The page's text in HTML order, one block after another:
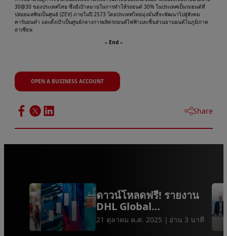
30@30 ของประเทศไทย ซึ่งมีเป้าหมายในการทำให้รถยนต์ 30% ในประเทศเป็นรถยนต์ที่
ปล่อยมลพิษเป็นศูนย์ (ZEV) ภายในปี 2573 โดยประเทศไทยมุ่งมั่นที่จะพัฒนาไปสู่สังคม
คาร์บอนต่ำ และตั้งเป้าเป็นศูนย์กลางการผลิตรถยนต์ไฟฟ้าและชิ้นส่วนยานยนต์ในภูมิภาค
อาเซียน
– End –
OPEN A BUSINESS ACCOUNT
Share
ดาวน์โหลดฟรี! รายงาน
DHL Global
Connectedness
Tracker 2025
21 ตุลาคม ค.ศ. 2025 อ่าน 3 นาที